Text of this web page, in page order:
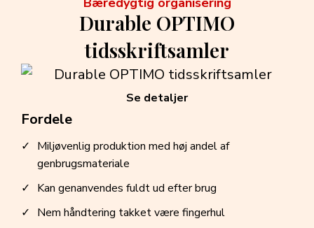
Durable OPTIMO
tidsskriftsamler
Fordele
Miljøvenlig produktion med høj andel af
genbrugsmateriale
Kan genanvendes fuldt ud efter brug
Nem håndtering takket være fingerhul
Se detaljer